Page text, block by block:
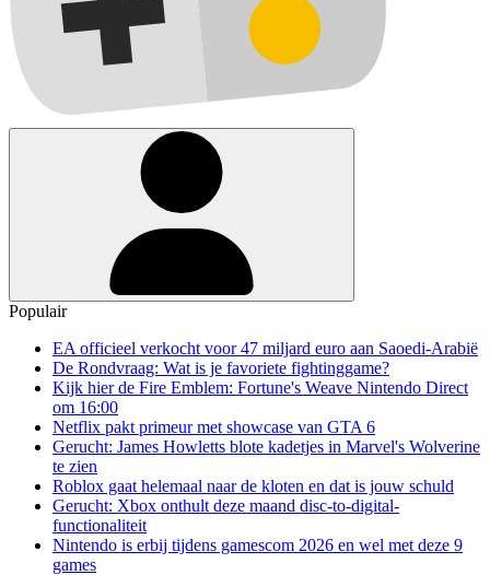
Populair
EA officieel verkocht voor 47 miljard euro aan Saoedi-Arabië
De Rondvraag: Wat is je favoriete fightinggame?
Kijk hier de Fire Emblem: Fortune's Weave Nintendo Direct
om 16:00
Netflix pakt primeur met showcase van GTA 6
Gerucht: James Howletts blote kadetjes in Marvel's Wolverine
te zien
Roblox gaat helemaal naar de kloten en dat is jouw schuld
Gerucht: Xbox onthult deze maand disc-to-digital-
functionaliteit
Nintendo is erbij tijdens gamescom 2026 en wel met deze 9
games